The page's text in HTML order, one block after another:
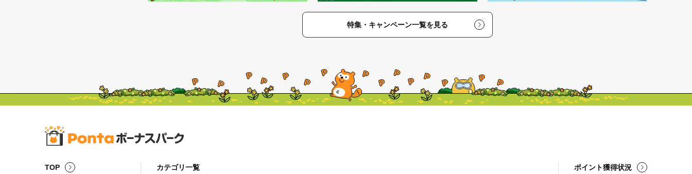
特集・キャンペーン一覧を見る
TOP カテゴリ一覧 ポイント獲得状況